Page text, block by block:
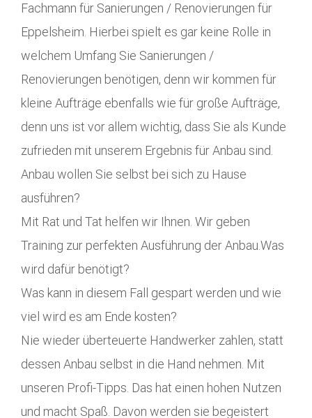
Fachmann für Sanierungen / Renovierungen für
Eppelsheim. Hierbei spielt es gar keine Rolle in
welchem Umfang Sie Sanierungen /
Renovierungen benötigen, denn wir kommen für
kleine Aufträge ebenfalls wie für große Aufträge,
denn uns ist vor allem wichtig, dass Sie als Kunde
zufrieden mit unserem Ergebnis für Anbau sind.
Anbau wollen Sie selbst bei sich zu Hause
ausführen?
Mit Rat und Tat helfen wir Ihnen. Wir geben
Training zur perfekten Ausführung der Anbau.Was
wird dafür benötigt?
Was kann in diesem Fall gespart werden und wie
viel wird es am Ende kosten?
Nie wieder überteuerte Handwerker zahlen, statt
dessen Anbau selbst in die Hand nehmen. Mit
unseren Profi-Tipps. Das hat einen hohen Nutzen
und macht Spaß. Davon werden sie begeistert